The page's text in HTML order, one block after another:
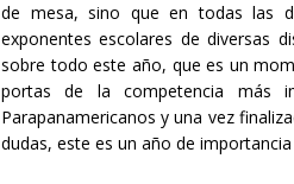
de mesa, sino que en todas las
exponentes escolares de diversas
sobre todo este año, que es un
portas de la competencia más
Parapanamericanos y una vez
dudas, este es un año de